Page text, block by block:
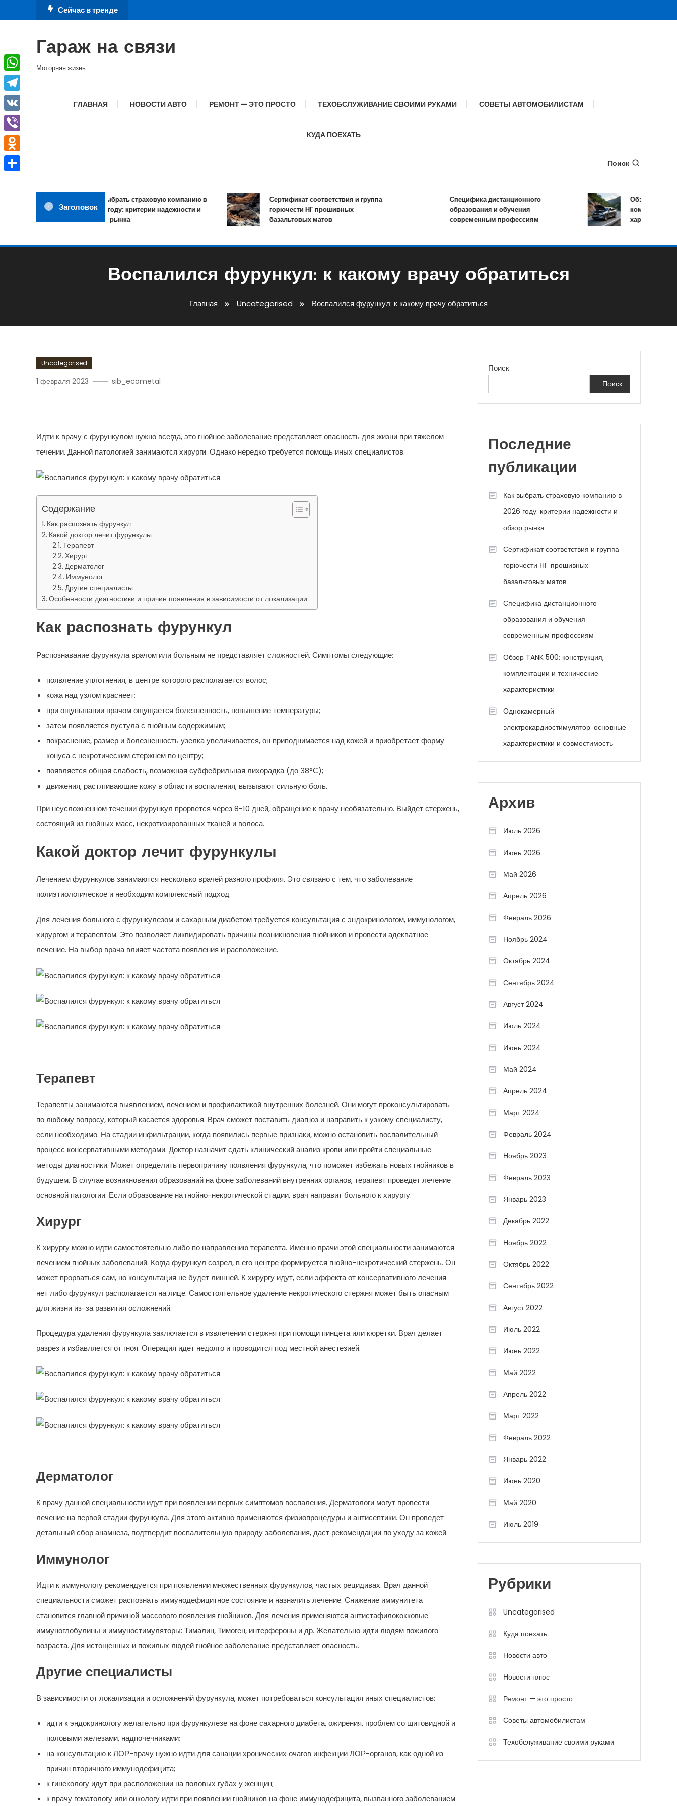
к
Сейчас в тренде
Гараж на связи
Моторная жизнь
ГЛАВНАЯ НОВОСТИ АВТО РЕМОНТ — ЭТО ПРОСТО ТЕХОБСЛУЖИВАНИЕ СВОИМИ РУКАМИ СОВЕТЫ АВТОМОБИЛИСТАМ
КУДА ПОЕХАТЬ
Поиск
Заголовок
Как выбрать страховую компанию в
2026 году: критерии надежности и
обзор рынка
Сертификат соответствия и группа
горючести НГ прошивных
базальтовых матов
Специфика дистанционного
образования и обучения
современным профессиям
Обзор TANK 500:
комплектации и
характеристики
Воспалился фурункул: к какому врачу обратиться
Главная Uncategorised Воспалился фурункул: к какому врачу обратиться
Uncategorised
1 февраля 2023 sib_ecometal
Идти к врачу с фурункулом нужно всегда, это гнойное заболевание представляет опасность для жизни при тяжелом
течении. Данной патологией занимаются хирурги. Однако нередко требуется помощь иных специалистов.
Содержание
Как распознать фурункул
Какой доктор лечит фурункулы
Терапевт
Хирург
Дерматолог
Иммунолог
Другие специалисты
Особенности диагностики и причин появления в зависимости от локализации
Как распознать фурункул
Распознавание фурункула врачом или больным не представляет сложностей. Симптомы следующие:
появление уплотнения, в центре которого располагается волос;
кожа над узлом краснеет;
при ощупывании врачом ощущается болезненность, повышение температуры;
затем появляется пустула с гнойным содержимым;
покраснение, размер и болезненность узелка увеличивается, он приподнимается над кожей и приобретает форму
конуса с некротическим стержнем по центру;
появляется общая слабость, возможная субфебрильная лихорадка (до 38°С);
движения, растягивающие кожу в области воспаления, вызывают сильную боль.
При неусложненном течении фурункул прорвется через 8-10 дней, обращение к врачу необязательно. Выйдет стержень,
состоящий из гнойных масс, некротизированных тканей и волоса.
Какой доктор лечит фурункулы
Лечением фурункулов занимаются несколько врачей разного профиля. Это связано с тем, что заболевание
полиэтиологическое и необходим комплексный подход.
Для лечения больного с фурункулезом и сахарным диабетом требуется консультация с эндокринологом, иммунологом,
хирургом и терапевтом. Это позволяет ликвидировать причины возникновения гнойников и провести адекватное
лечение. На выбор врача влияет частота появления и расположение.
Терапевт
Терапевты занимаются выявлением, лечением и профилактикой внутренних болезней. Они могут проконсультировать
по любому вопросу, который касается здоровья. Врач сможет поставить диагноз и направить к узкому специалисту,
если необходимо. На стадии инфильтрации, когда появились первые признаки, можно остановить воспалительный
процесс консервативными методами. Доктор назначит сдать клинический анализ крови или пройти специальные
методы диагностики. Может определить первопричину появления фурункула, что поможет избежать новых гнойников в
будущем. В случае возникновения образований на фоне заболеваний внутренних органов, терапевт проведет лечение
основной патологии. Если образование на гнойно-некротической стадии, врач направит больного к хирургу.
Хирург
К хирургу можно идти самостоятельно либо по направлению терапевта. Именно врачи этой специальности занимаются
лечением гнойных заболеваний. Когда фурункул созрел, в его центре формируется гнойно-некротический стержень. Он
может прорваться сам, но консультация не будет лишней. К хирургу идут, если эффекта от консервативного лечения
нет либо фурункул располагается на лице. Самостоятельное удаление некротического стержня может быть опасным
для жизни из-за развития осложнений.
Процедура удаления фурункула заключается в извлечении стержня при помощи пинцета или кюретки. Врач делает
разрез и избавляется от гноя. Операция идет недолго и проводится под местной анестезией.
Дерматолог
К врачу данной специальности идут при появлении первых симптомов воспаления. Дерматологи могут провести
лечение на первой стадии фурункула. Для этого активно применяются физиопроцедуры и антисептики. Он проведет
детальный сбор анамнеза, подтвердит воспалительную природу заболевания, даст рекомендации по уходу за кожей.
Иммунолог
Идти к иммунологу рекомендуется при появлении множественных фурункулов, частых рецидивах. Врач данной
специальности сможет распознать иммунодефицитное состояние и назначить лечение. Снижение иммунитета
становится главной причиной массового появления гнойников. Для лечения применяются антистафилококковые
иммуноглобулины и иммуностимуляторы: Тималин, Тимоген, интерфероны и др. Желательно идти людям пожилого
возраста. Для истощенных и пожилых людей гнойное заболевание представляет опасность.
Другие специалисты
В зависимости от локализации и осложнений фурункула, может потребоваться консультация иных специалистов:
идти к эндокринологу желательно при фурункулезе на фоне сахарного диабета, ожирения, проблем со щитовидной и
половыми железами, надпочечниками;
на консультацию к ЛОР-врачу нужно идти для санации хронических очагов инфекции ЛОР-органов, как одной из
причин вторичного иммунодефицита;
к гинекологу идут при расположении на половых губах у женщин;
к врачу гематологу или онкологу идти при появлении гнойников на фоне иммунодефицита, вызванного заболеванием
Поиск
Поиск
Последние
публикации
Как выбрать страховую компанию в
2026 году: критерии надежности и
обзор рынка
Сертификат соответствия и группа
горючести НГ прошивных
базальтовых матов
Специфика дистанционного
образования и обучения
современным профессиям
Обзор TANK 500: конструкция,
комплектации и технические
характеристики
Однокамерный
электрокардиостимулятор: основные
характеристики и совместимость
Архив
Июль 2026
Июнь 2026
Май 2026
Апрель 2026
Февраль 2026
Ноябрь 2024
Октябрь 2024
Сентябрь 2024
Август 2024
Июль 2024
Июнь 2024
Май 2024
Апрель 2024
Март 2024
Февраль 2024
Ноябрь 2023
Февраль 2023
Январь 2023
Декабрь 2022
Ноябрь 2022
Октябрь 2022
Сентябрь 2022
Август 2022
Июль 2022
Июнь 2022
Май 2022
Апрель 2022
Март 2022
Февраль 2022
Январь 2022
Июнь 2020
Май 2020
Июль 2019
Рубрики
Uncategorised
Куда поехать
Новости авто
Новости плюс
Ремонт — это просто
Советы автомобилистам
Техобслуживание своими руками
WhatsApp
Telegram
VK
Viber
Odnoklassniki